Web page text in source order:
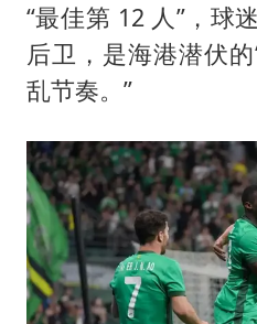
“最佳第 12 人”，球
后卫，是海港潜伏
乱节奏。”